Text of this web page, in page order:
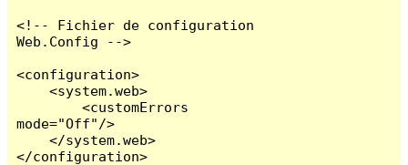
<!-- Fichier de configuration
Web.Config -->
<configuration>
    <system.web>
        <customErrors
mode="Off"/>
    </system.web>
</configuration>